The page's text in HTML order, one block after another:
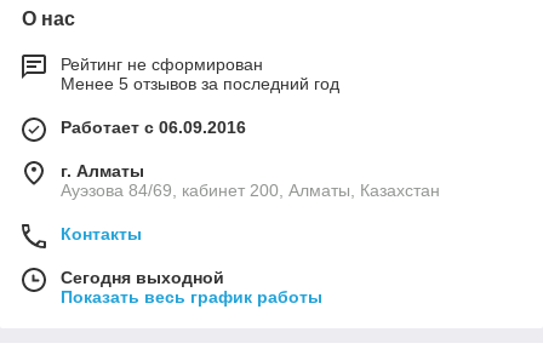
О нас
Рейтинг не сформирован
Менее 5 отзывов за последний год
Работает с 06.09.2016
г. Алматы
Ауэзова 84/69, кабинет 200, Алматы, Казахстан
Контакты
Сегодня выходной
Показать весь график работы